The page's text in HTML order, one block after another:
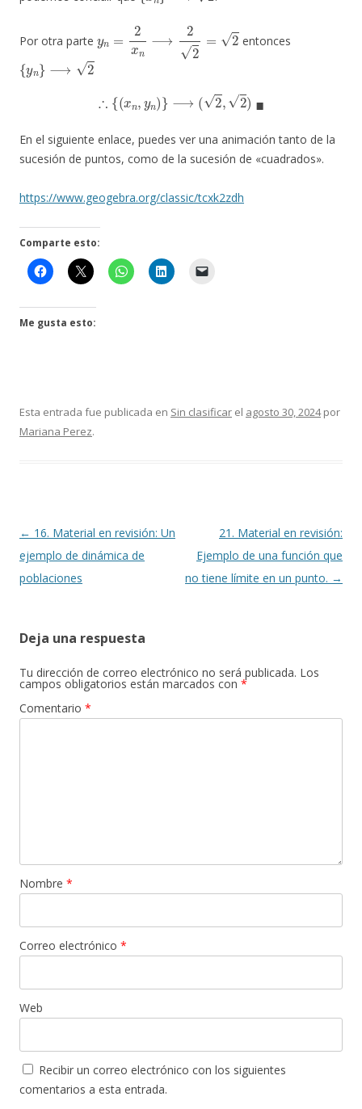
Por otra parte
xn 2
entonces
{y n}
∴
,yn ⟶( 2,2 ◼
En el siguiente enlace, puedes ver una animación tanto de la
sucesión de puntos, como de la sucesión de «cuadrados».
https://www.geogebra.org/classic/tcxk2zdh
Comparte esto:
Me gusta esto:
Esta entrada fue publicada en Sin clasificar el agosto 30, 2024por
Mariana Perez.
Navegación
de
entradas
← 16. Material en revisión: Un
ejemplo de dinámica de
poblaciones
21. Material en revisión:
Ejemplo de una función que
no tiene límite en un punto. →
Deja una respuesta
Tu dirección de correo electrónico no será publicada. Los
campos obligatorios están marcados con *
Comentario *
Nombre *
Correo electrónico *
Web
Recibir un correo electrónico con los siguientes
comentarios a esta entrada.